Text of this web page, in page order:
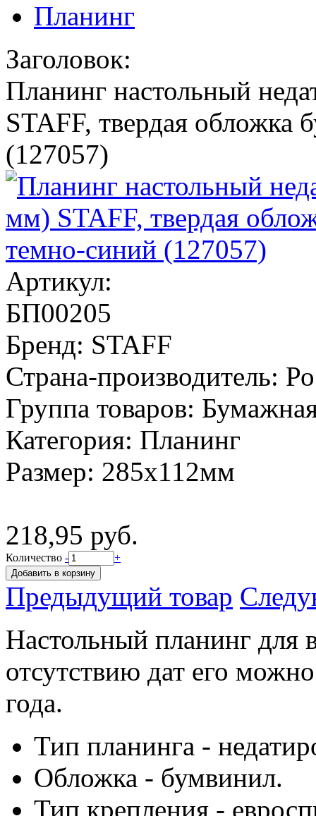
Планинг
Заголовок:
Планинг настольный
STAFF, твердая обложка
(127057)
Артикул:
БП00205
Бренд: STAFF
Страна-производитель:
Группа товаров:
Категория: Планинг
Размер: 285х112мм
218,95 руб.
Количество - +
Предыдущий товар
Настольный планинг для
отсутствию дат его
года.
Тип планинга -
Обложка - бумвинил.
Тип крепления -